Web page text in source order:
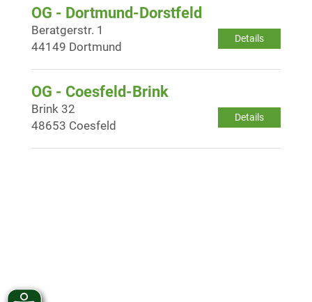
OG - Dortmund-Dorstfeld
Details
Beratgerstr. 1
44149 Dortmund
OG - Coesfeld-Brink
Details
Brink 32
48653 Coesfeld